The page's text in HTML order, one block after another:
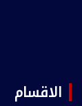
الاقسام